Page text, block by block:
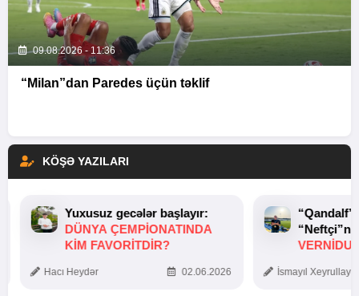
09.08.2026 - 11:36
“Milan”dan Paredes üçün təklif
KÖŞƏ YAZILARI
Yuxusuz gecələr başlayır:
DÜNYA ÇEMPIONATINDA
KIM FAVORITDIR?
Hacı Heydər 02.06.2026 İsmayıl